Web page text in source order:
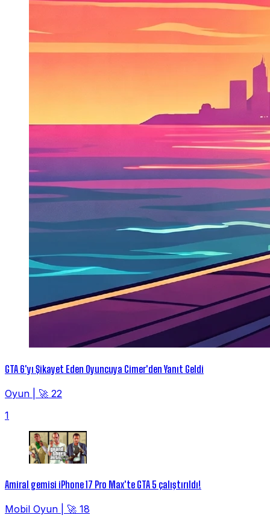
GTA 6'yı Şikayet Eden Oyuncuya Cimer'den Yanıt Geldi
Oyun
🚀 22
1
Amiral gemisi iPhone 17 Pro Max'te GTA 5 çalıştırıldı!
Mobil Oyun
🚀 18